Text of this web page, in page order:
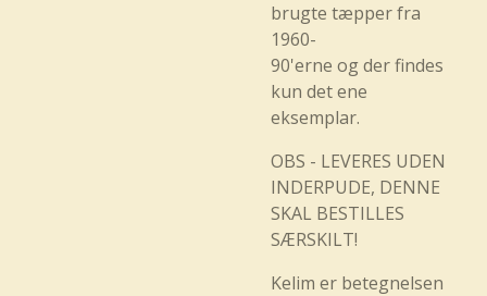
brugte tæpper fra
1960-
90'erne og der findes
kun det ene
eksemplar.
OBS - LEVERES UDEN
INDERPUDE, DENNE
SKAL BESTILLES
SÆRSKILT!
Kelim er betegnelsen